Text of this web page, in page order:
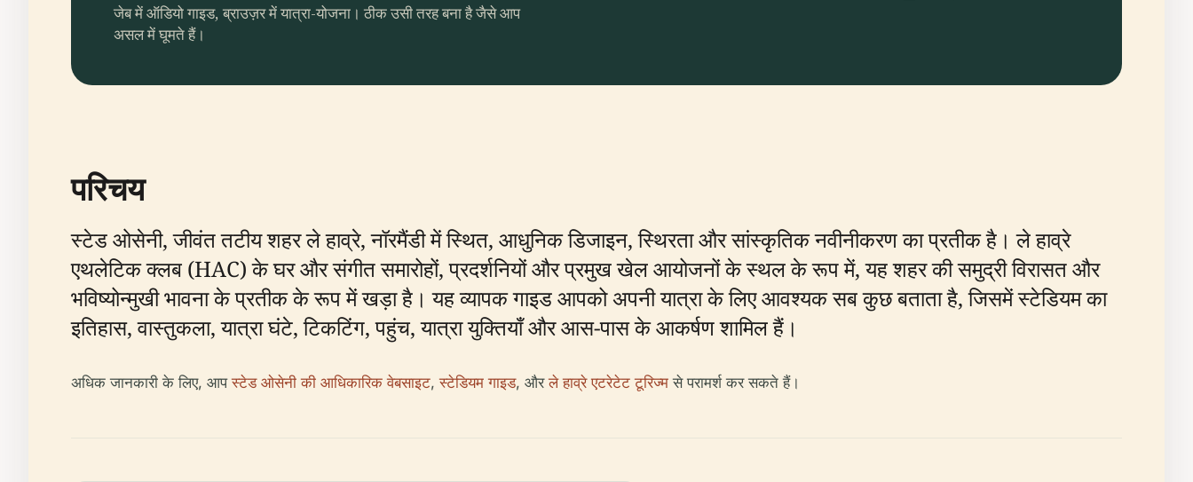
जेब में ऑडियो गाइड, ब्राउज़र में यात्रा-योजना। ठीक उसी तरह बना है जैसे आप
असल में घूमते हैं।
परिचय
स्टेड ओसेनी, जीवंत तटीय शहर ले हाव्रे, नॉरमैंडी में स्थित, आधुनिक डिजाइन, स्थिरता और सांस्कृतिक नवीनीकरण का प्रतीक है। ले हाव्रे
एथलेटिक क्लब (HAC) के घर और संगीत समारोहों, प्रदर्शनियों और प्रमुख खेल आयोजनों के स्थल के रूप में, यह शहर की समुद्री विरासत और
भविष्योन्मुखी भावना के प्रतीक के रूप में खड़ा है। यह व्यापक गाइड आपको अपनी यात्रा के लिए आवश्यक सब कुछ बताता है, जिसमें स्टेडियम का
इतिहास, वास्तुकला, यात्रा घंटे, टिकटिंग, पहुंच, यात्रा युक्तियाँ और आस-पास के आकर्षण शामिल हैं।
अधिक जानकारी के लिए, आपस्टेड ओसेनी की आधिकारिक वेबसाइट,स्टेडियम गाइड, औरले हाव्रे एटरेटेट टूरिज्म से परामर्श कर सकते हैं।